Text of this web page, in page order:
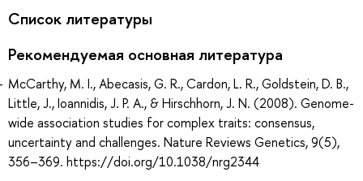
Список литературы
Рекомендуемая основная литература
McCarthy, M. I., Abecasis, G. R., Cardon, L. R., Goldstein, D. B.,
Little, J., Ioannidis, J. P. A., & Hirschhorn, J. N. (2008). Genome-
wide association studies for complex traits: consensus,
uncertainty and challenges. Nature Reviews Genetics, 9(5),
356–369. https://doi.org/10.1038/nrg2344